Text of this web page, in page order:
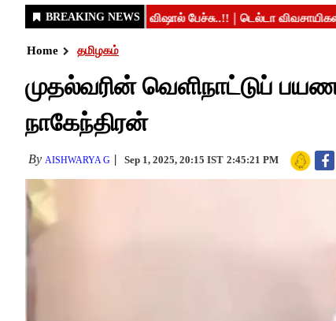
Home தமிழகம்
முதல்வரின் வெளிநாட்டுப்
நாகேந்திரன்
By AISHWARYA G Sep 1, 2025, 20:15 IST 2:45:21 PM